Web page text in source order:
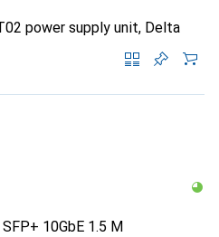
power supply unit, Delta
10GbE 1.5 M